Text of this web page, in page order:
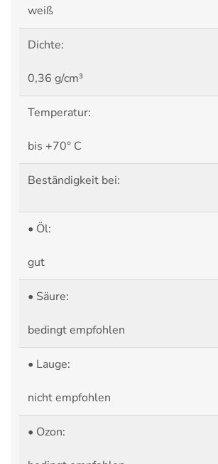
weiß
Dichte:
0,36 g/cm³
Temperatur:
bis +70° C
Beständigkeit bei:
• Öl:
gut
• Säure:
bedingt empfohlen
• Lauge:
nicht empfohlen
• Ozon: